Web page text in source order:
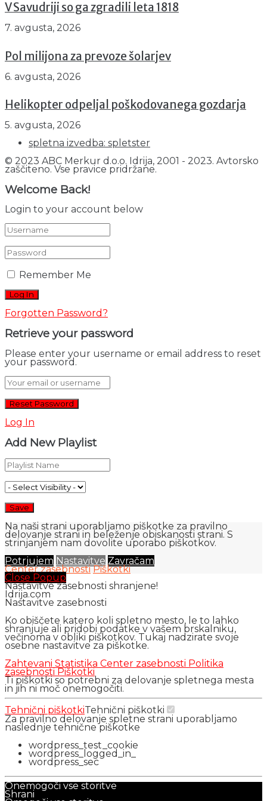
V Savudriji so ga zgradili leta 1818
7. avgusta, 2026
Pol milijona za prevoze šolarjev
6. avgusta, 2026
Helikopter odpeljal poškodovanega gozdarja
5. avgusta, 2026
spletna izvedba: spletster
© 2023 ABC Merkur d.o.o. Idrija, 2001 - 2023. Avtorsko
zaščiteno. Vse pravice pridržane.
Welcome Back!
Login to your account below
Remember Me
Forgotten Password?
Retrieve your password
Please enter your username or email address to reset
your password.
Log In
Add New Playlist
Na naši strani uporabljamo piškotke za pravilno
delovanje strani in beleženje obiskanosti strani. S
strinjanjem nam dovolite uporabo piškotkov.
Potrjujem Nastavitve Zavračam
Center zasebnosti Piškotki
Close Popup
Nastavitve zasebnosti shranjene!
Idrija.com
Nastavitve zasebnosti
Ko obiščete katero koli spletno mesto, le to lahko
shranjuje ali pridobi podatke v vašem brskalniku,
večinoma v obliki piškotkov. Tukaj nadzirate svoje
osebne nastavitve za piškotke.
Zahtevani Statistika Center zasebnosti Politika
zasebnosti Piškotki
Ti piškotki so potrebni za delovanje spletnega mesta
in jih ni moč onemogočiti.
Tehnični piškotkiTehnični piškotki
Za pravilno delovanje spletne strani uporabljamo
naslednje tehnične piškotke
wordpress_test_cookie
wordpress_logged_in_
wordpress_sec
Onemogoči vse storitve
Shrani